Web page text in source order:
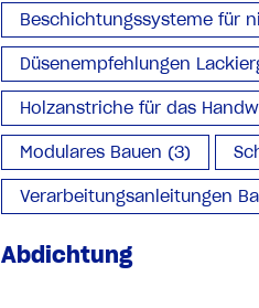
Beschichtungssysteme für
Düsenempfehlungen
Holzanstriche für das
Modulares Bauen (3)
Verarbeitungsanleitungen
Abdichtung